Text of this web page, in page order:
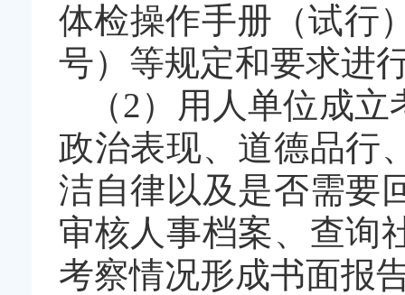
体检操作手册（试行
号）等规定和要求进
（2）用人单位成
政治表现、道德品行
洁自律以及是否需要
审核人事档案、查询
考察情况形成书面报